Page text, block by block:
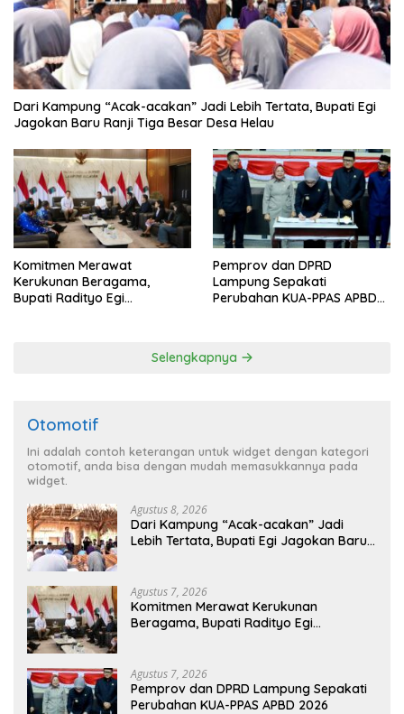
Dari Kampung “Acak-acakan” Jadi Lebih Tertata, Bupati Egi
Jagokan Baru Ranji Tiga Besar Desa Helau
Komitmen Merawat
Kerukunan Beragama,
Bupati Radityo Egi
Pemprov dan DPRD
Lampung Sepakati
Perubahan KUA-PPAS APBD
Selengkapnya
Otomotif
Ini adalah contoh keterangan untuk widget dengan kategori
otomotif, anda bisa dengan mudah memasukkannya pada
widget.
Agustus 8, 2026
Dari Kampung “Acak-acakan” Jadi
Lebih Tertata, Bupati Egi Jagokan Baru
Agustus 7, 2026
Komitmen Merawat Kerukunan
Beragama, Bupati Radityo Egi
Agustus 7, 2026
Pemprov dan DPRD Lampung Sepakati
Perubahan KUA-PPAS APBD 2026